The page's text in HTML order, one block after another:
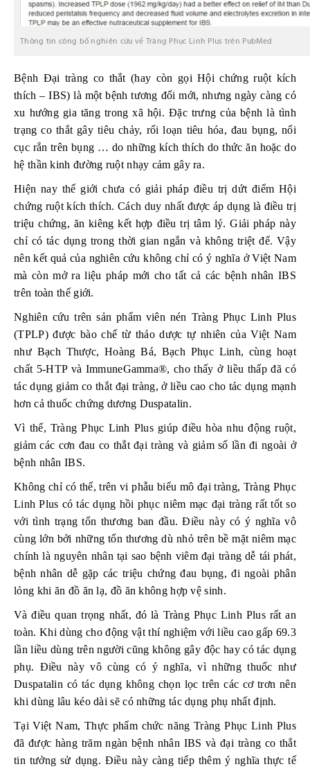
Thông tin công bố nghiên cứu về Tràng Phục Linh Plus trên PubMed
Bệnh Đại tràng co thắt (hay còn gọi Hội chứng ruột kích
thích – IBS) là một bệnh tương đối mới, nhưng ngày càng có
xu hướng gia tăng trong xã hội. Đặc trưng của bệnh là tình
trạng co thắt gây tiêu chảy, rối loạn tiêu hóa, đau bụng, nổi
cục rắn trên bụng … do những kích thích do thức ăn hoặc do
hệ thần kinh đường ruột nhạy cảm gây ra.
Hiện nay thế giới chưa có giải pháp điều trị dứt điểm Hội
chứng ruột kích thích. Cách duy nhất được áp dụng là điều trị
triệu chứng, ăn kiêng kết hợp điều trị tâm lý. Giải pháp này
chỉ có tác dụng trong thời gian ngắn và không triệt để. Vậy
nên kết quả của nghiên cứu không chỉ có ý nghĩa ở Việt Nam
mà còn mở ra liệu pháp mới cho tất cả các bệnh nhân IBS
trên toàn thế giới.
Nghiên cứu trên sản phẩm viên nén Tràng Phục Linh Plus
(TPLP) được bào chế từ thảo dược tự nhiên của Việt Nam
như Bạch Thược, Hoàng Bá, Bạch Phục Linh, cùng hoạt
chất 5-HTP và ImmuneGamma®, cho thấy ở liều thấp đã có
tác dụng giảm co thắt đại tràng, ở liều cao cho tác dụng mạnh
hơn cả thuốc chứng dương Duspatalin.
Vì thế, Tràng Phục Linh Plus giúp điều hòa nhu động ruột,
giảm các cơn đau co thắt đại tràng và giảm số lần đi ngoài ở
bệnh nhân IBS.
Không chỉ có thế, trên vi phẫu biểu mô đại tràng, Tràng Phục
Linh Plus có tác dụng hồi phục niêm mạc đại tràng rất tốt so
với tình trạng tổn thương ban đầu. Điều này có ý nghĩa vô
cùng lớn bởi những tổn thương dù nhỏ trên bề mặt niêm mạc
chính là nguyên nhân tại sao bệnh viêm đại tràng dễ tái phát,
bệnh nhân dễ gặp các triệu chứng đau bụng, đi ngoài phân
lỏng khi ăn đồ ăn lạ, đồ ăn không hợp vệ sinh.
Và điều quan trọng nhất, đó là Tràng Phục Linh Plus rất an
toàn. Khi dùng cho động vật thí nghiệm với liều cao gấp 69.3
lần liều dùng trên người cũng không gây độc hay có tác dụng
phụ. Điều này vô cùng có ý nghĩa, vì những thuốc như
Duspatalin có tác dụng không chọn lọc trên các cơ trơn nên
khi dùng lâu kéo dài sẽ có những tác dụng phụ nhất định.
Tại Việt Nam, Thực phẩm chức năng Tràng Phục Linh Plus
đã được hàng trăm ngàn bệnh nhân IBS và đại tràng co thắt
tin tưởng sử dụng. Điều này càng tiếp thêm ý nghĩa thực tế